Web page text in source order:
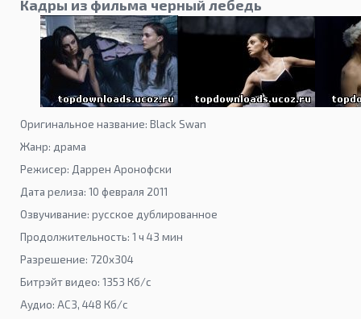
Кадры из фильма черный лебедь
Оригинальное название: Black Swan
Жанр: драма
Режисер: Даррен Аронофски
Дата релиза: 10 февраля 2011
Озвучивание: русское дублированное
Продолжительность: 1 ч 43 мин
Разрешение: 720x304
Битрэйт видео: 1353 Кб/с
Аудио: AC3, 448 Кб/с